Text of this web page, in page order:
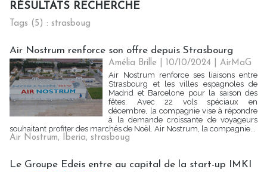
RÉSULTATS RECHERCHE
Tags (5) : strasboug
Air Nostrum renforce son offre depuis Strasbourg
Amélia Brille | 10/10/2024 |AirMaG
Air Nostrum renforce ses liaisons entre
Strasbourg et les villes espagnoles de
Madrid et Barcelone pour la saison des
fêtes. Avec 22 vols spéciaux en
décembre, la compagnie vise à répondre
à la demande croissante de voyageurs
souhaitant profiter des marchés de Noël. Air Nostrum, la compagnie...
Air Nostrum, Iberia, strasboug
Le Groupe Edeis entre au capital de la start-up IMKI